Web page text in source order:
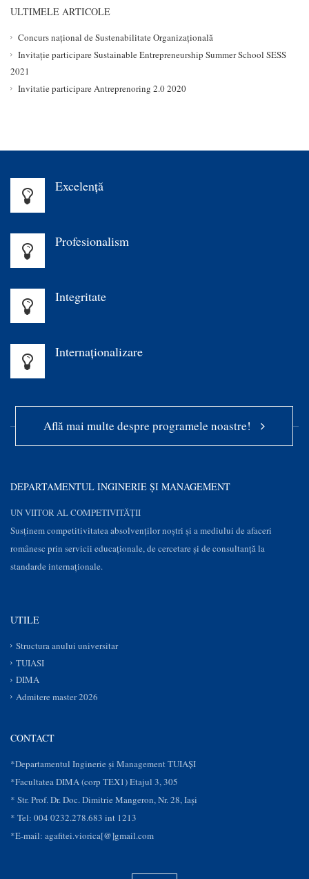
ULTIMELE ARTICOLE
Concurs național de Sustenabilitate Organizațională
Invitație participare Sustainable Entrepreneurship Summer School SESS
2021
Invitatie participare Antreprenoring 2.0 2020
Excelenţă
Profesionalism
Integritate
Internaționalizare
Află mai multe despre programele noastre!
DEPARTAMENTUL INGINERIE ȘI MANAGEMENT
UN VIITOR AL COMPETIVITĂȚII
Susţinem competitivitatea absolvenților noștri și a mediului de afaceri
românesc prin servicii educaţionale, de cercetare şi de consultanţă la
standarde internaționale.
UTILE
Structura anului universitar
TUIASI
DIMA
Admitere master 2026
CONTACT
*Departamentul Inginerie și Management TUIAȘI
*Facultatea DIMA (corp TEX1) Etajul 3, 305
* Str. Prof. Dr. Doc. Dimitrie Mangeron, Nr. 28, Iaşi
* Tel: 004 0232.278.683 int 1213
*E-mail: agafitei.viorica[@]gmail.com